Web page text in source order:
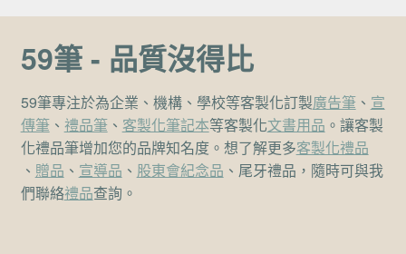
59筆 - 品質沒得比
59筆專注於為企業、機構、學校等客製化訂製廣告筆、 宣
傳筆、 禮品筆、 客製化筆記本等客製化文書用品 。讓客製
化禮品筆增加您的品牌知名度。想了解更多客製化禮品
、 贈品 、 宣導品 、 股東會紀念品 、尾牙禮品，隨時可與我
們聯絡禮品查詢。